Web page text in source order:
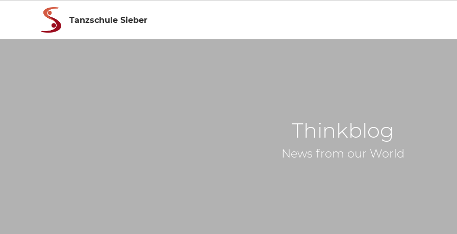
Tanzschule Sieber
Thinkblog
News from our World